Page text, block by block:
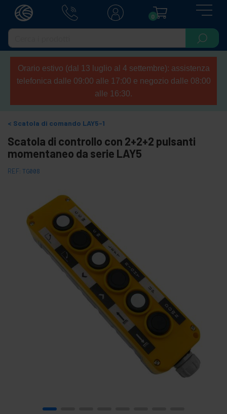
0
Orario estivo (dal 13 luglio al 4 settembre): assistenza
telefonica dalle 09:00 alle 17:00 e negozio dalle 08:00
alle 16:30.
Scatola di comando LAY5-1
Scatola di controllo con 2+2+2 pulsanti
momentaneo da serie LAY5
REF: TG008